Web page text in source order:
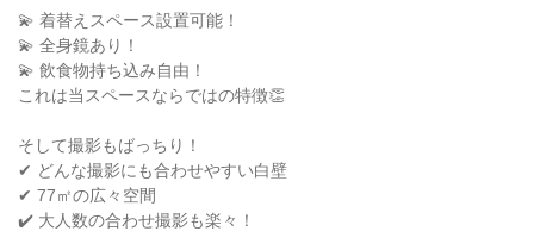
💫 着替えスペース設置可能！
💫 全身鏡あり！
💫 飲食物持ち込み自由！
これは当スペースならではの特徴👏
そして撮影もばっちり！
✔ どんな撮影にも合わせやすい白壁
✔ 77㎡の広々空間
✔️ 大人数の合わせ撮影も楽々！